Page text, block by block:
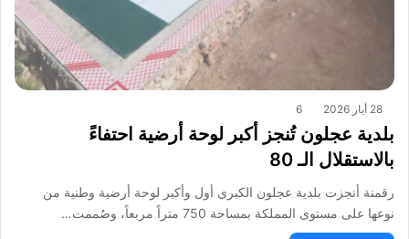
28 أيار 2026 6
بلدية عجلون تُنجز أكبر لوحة أرضية احتفاءً
بالاستقلال الـ 80
رقمنة أنجزت بلدية عجلون الكبرى أول وأكبر لوحة أرضية وطنية من
نوعها على مستوى المملكة بمساحة 750 متراً مربعاً، وصُممت…